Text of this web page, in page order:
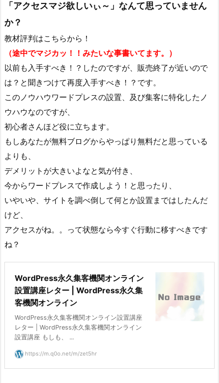
「アクセスマジ欲しいぃ～」なんて思っていません
か？
教材評判はこちらから！
（途中でマジカッ！！みたいな事書いてます。）
以前も入手すべき！？したのですが、販売終了が近いので
は？と聞きつけて再度入手すべき！？です。
このノウハウワードプレスの設置、及び集客に特化したノ
ウハウなのですが、
初心者さんほど役に立ちます。
もしあなたが無料ブログからやっぱり無料だと思っている
よりも、
デメリットが大きいよなと気が付き、
今からワードプレスで作成しよう！と思ったり、
いやいや、サイトを調べ倒して何とか設置まではしたんだ
けど、
アクセスがね。。って状態なら今すぐ行動に移すべきです
ね？
WordPress永久集客機関オンライン
設置講座レター | WordPress永久集
客機関オンライン
WordPress永久集客機関オンライン設置講座
レター | WordPress永久集客機関オンライン
設置講座 もしも、 ...
https://m.q0o.net/m/zet5hr